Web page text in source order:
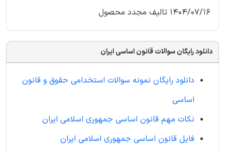
1404/07/16 تالیف مجدد محصول
دانلود رایگان سوالات قانون اساسی ایران
دانلود رایگان نمونه سوالات استخدامی حقوق و قانون
اساسی
نکات مهم قانون اساسی جمهوری اسلامی ایران
فایل قانون اساسی جمهوری اسلامی ایران